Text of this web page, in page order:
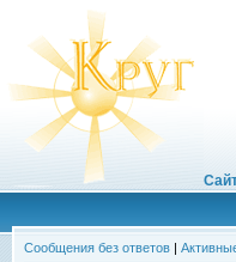
Сообщения без ответов |